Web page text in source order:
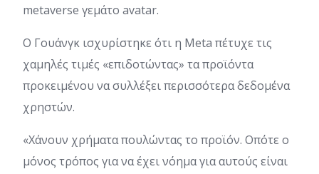
metaverse γεμάτο avatar.
Ο Γουάνγκ ισχυρίστηκε ότι η Meta πέτυχε τις
χαμηλές τιμές «επιδοτώντας» τα προϊόντα
προκειμένου να συλλέξει περισσότερα δεδομένα
χρηστών.
«Χάνουν χρήματα πουλώντας το προϊόν. Οπότε ο
μόνος τρόπος για να έχει νόημα για αυτούς είναι